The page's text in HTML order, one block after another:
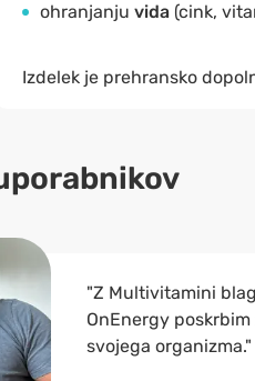
ohranjanju vida (cink,
Izdelek je prehransko
"Z Multivitamini
OnEnergy
svojega organizma."